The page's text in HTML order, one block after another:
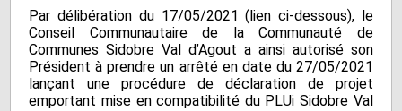
Par délibération du 17/05/2021 (lien ci-dessous), le
Conseil Communautaire de la Communauté de
Communes Sidobre Val d’Agout a ainsi autorisé son
Président à prendre un arrêté en date du 27/05/2021
lançant une procédure de déclaration de projet
emportant mise en compatibilité du PLUi Sidobre Val